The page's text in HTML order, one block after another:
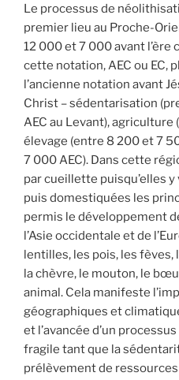
Le processus de
premier lieu au Proche-
12 000 et 7 000 avant l’ère
cette notation, AEC ou EC,
l’ancienne notation avant
Christ – sédentarisation
AEC au Levant),
élevage (entre 8 200 et 7
7 000 AEC). Dans cette
par cueillette puisqu’elles y
puis domestiquées les
permis le développement
l’Asie occidentale et de
lentilles, les pois, les fèves,
la chèvre, le mouton, le
animal. Cela manifeste
géographiques et
et l’avancée d’un
fragile tant que la
prélèvement de